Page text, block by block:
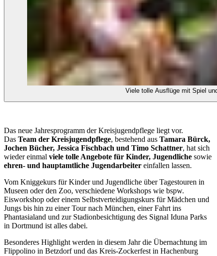
Viele tolle Ausflüge mit Spiel
Das neue Jahresprogramm der Kreisjugendpflege liegt vor.
Das Team der Kreisjugendpflege, bestehend aus Tamara Bürck,
Jochen Bücher, Jessica Fischbach und Timo Schattner, hat sich
wieder einmal viele tolle Angebote für Kinder, Jugendliche sowie
ehren- und hauptamtliche Jugendarbeiter einfallen lassen.
Vom Kniggekurs für Kinder und Jugendliche über Tagestouren in
Museen oder den Zoo, verschiedene Workshops wie bspw.
Eisworkshop oder einem Selbstverteidigungskurs für Mädchen und
Jungs bis hin zu einer Tour nach München, einer Fahrt ins
Phantasialand und zur Stadionbesichtigung des Signal Iduna Parks
in Dortmund ist alles dabei.
Besonderes Highlight werden in diesem Jahr die Übernachtung im
Flippolino in Betzdorf und das Kreis-Zockerfest in Hachenburg